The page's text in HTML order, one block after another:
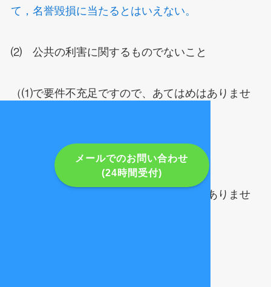
て，名誉毀損に当たるとはいえない。
⑵ 公共の利害に関するものでないこと
（⑴で要件不充足ですので、あてはめはありませ
⑶ 公益目的ではないこと
（⑴で要件不充足ですので、あてはめはありませ
メールでのお問い合わせ
(24時間受付)